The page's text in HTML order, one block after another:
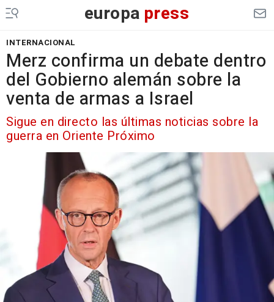
europa press
INTERNACIONAL
Merz confirma un debate dentro
del Gobierno alemán sobre la
venta de armas a Israel
Sigue en directo las últimas noticias sobre la
guerra en Oriente Próximo